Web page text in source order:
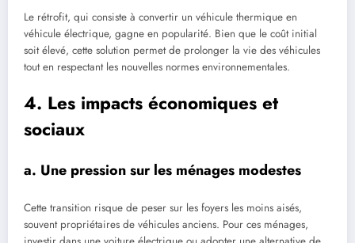
Le rétrofit, qui consiste à convertir un véhicule thermique en
véhicule électrique, gagne en popularité. Bien que le coût initial
soit élevé, cette solution permet de prolonger la vie des véhicules
tout en respectant les nouvelles normes environnementales.
4. Les impacts économiques et
sociaux
a. Une pression sur les ménages modestes
Cette transition risque de peser sur les foyers les moins aisés,
souvent propriétaires de véhicules anciens. Pour ces ménages,